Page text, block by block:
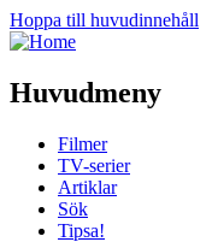
Hoppa till huvudinnehåll
Huvudmeny
Filmer
TV-serier
Artiklar
Sök
Tipsa!